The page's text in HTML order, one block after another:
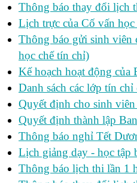
Thông báo thay đổi lịch
Lịch trực của Cố vấn học
Thông báo gửi sinh viên
học chế tín chỉ)
Kế hoạch hoạt động
Danh sách các lớp tín
Quyết định cho sinh
Quyết định thành lập
Thông báo nghỉ Tết
Lịch giảng dạy - học tập
Thông báo lịch thi lần 1